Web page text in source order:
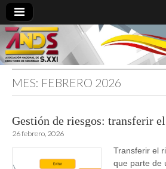
MES: FEBRERO 2026
Gestión de riesgos: transferir
26 febrero, 2026
Transferir el
que parte de